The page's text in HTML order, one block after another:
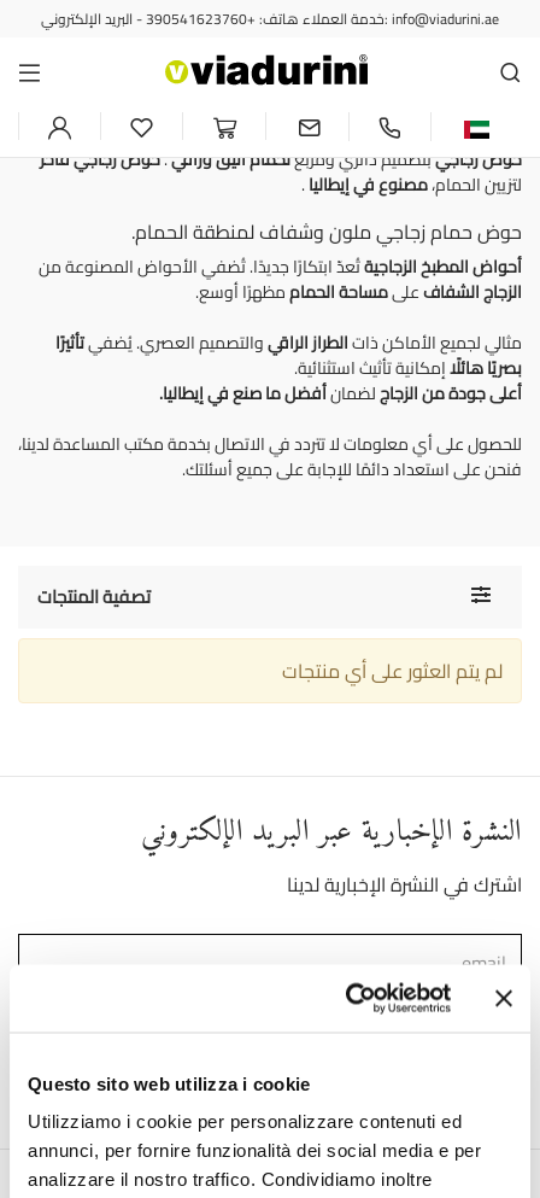
Questo sito web utilizza i cookie
Utilizziamo i cookie per personalizzare contenuti ed
annunci, per fornire funzionalità dei social media e per
analizzare il nostro traffico. Condividiamo inoltre
خدمة العملاء هاتف: +390541623760 - البريد الإلكتروني: info@viadurini.ae
أحواض غسيل حديثة
حوض مطبخ من الزجاج الشفاف
والملون - تصميم إيطالي
حوض زجاجيبتصميم دائري ومربعلحمام أنيق وراقي.حوض زجاجيفاخر
لتزيين الحمام،مصنوع في إيطاليا.
حوض حمام زجاجي ملون وشفاف لمنطقة الحمام.
أحواض المطبخ الزجاجيةتُعدّ ابتكارًا جديدًا. تُضفي الأحواض المصنوعة من
الزجاج الشفافعلىمساحة الحماممظهرًا أوسع.
مثالي لجميع الأماكن ذاتالطراز الراقيوالتصميم العصري. يُضفيتأثيرًا
بصريًا هائلًاإمكانية تأثيث استثنائية.
أعلى جودة من الزجاجلضمانأفضل ما صنع في إيطاليا.
للحصول على أي معلومات لا تتردد في الاتصال بخدمة مكتب المساعدة لدينا،
فنحن على استعداد دائمًا للإجابة على جميع أسئلتك.
Toggle تصفية المنتجات
لم يتم العثور على أي منتجات
النشرة الإخبارية عبر البريد الإلكتروني
اشترك في النشرة الإخبارية لدينا
انضم إلينا